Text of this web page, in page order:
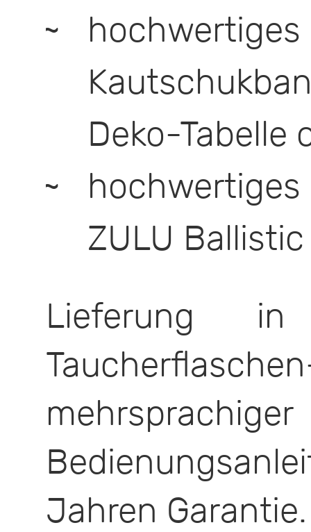
Deko-Tabelle
ZULU
Lieferung
mehrsprachiger
Jahren Garantie.